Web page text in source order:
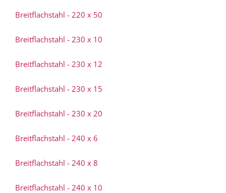
Breitflachstahl - 220 x 50
Breitflachstahl - 230 x 10
Breitflachstahl - 230 x 12
Breitflachstahl - 230 x 15
Breitflachstahl - 230 x 20
Breitflachstahl - 240 x 6
Breitflachstahl - 240 x 8
Breitflachstahl - 240 x 10